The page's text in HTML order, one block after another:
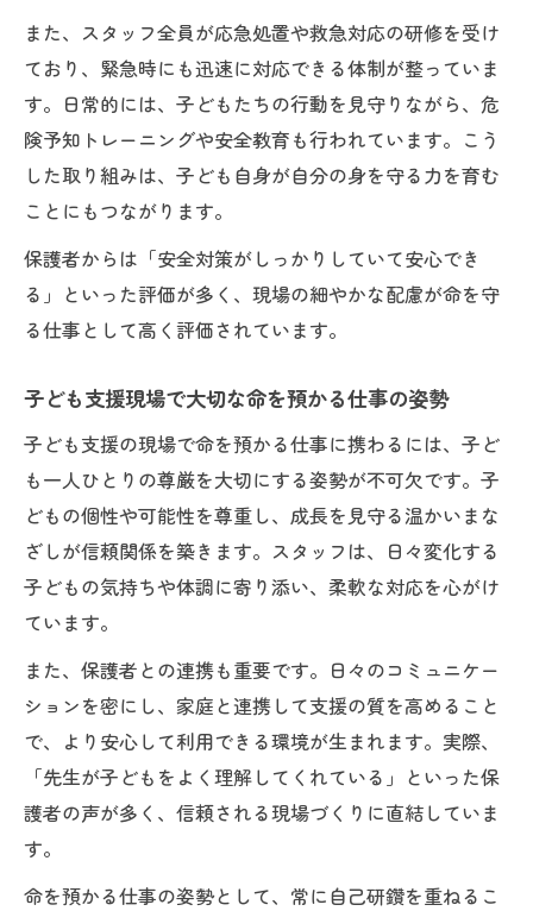
また、スタッフ全員が応急処置や救急対応の研修を受け
ており、緊急時にも迅速に対応できる体制が整っていま
す。日常的には、子どもたちの行動を見守りながら、危
険予知トレーニングや安全教育も行われています。こう
した取り組みは、子ども自身が自分の身を守る力を育む
ことにもつながります。
保護者からは「安全対策がしっかりしていて安心でき
る」といった評価が多く、現場の細やかな配慮が命を守
る仕事として高く評価されています。
子ども支援現場で大切な命を預かる仕事の姿勢
子ども支援の現場で命を預かる仕事に携わるには、子ど
も一人ひとりの尊厳を大切にする姿勢が不可欠です。子
どもの個性や可能性を尊重し、成長を見守る温かいまな
ざしが信頼関係を築きます。スタッフは、日々変化する
子どもの気持ちや体調に寄り添い、柔軟な対応を心がけ
ています。
また、保護者との連携も重要です。日々のコミュニケー
ションを密にし、家庭と連携して支援の質を高めること
で、より安心して利用できる環境が生まれます。実際、
「先生が子どもをよく理解してくれている」といった保
護者の声が多く、信頼される現場づくりに直結していま
す。
命を預かる仕事の姿勢として、常に自己研鑽を重ねるこ